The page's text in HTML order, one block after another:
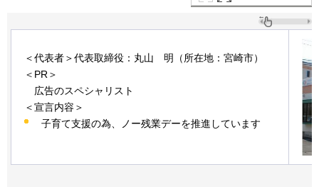
＜代表者＞代表取締役：丸山 明 （所在地：宮崎市）
＜PR＞
広告のスペシャリスト
＜宣言内容＞
子育て支援の為、ノー残業デーを推進しています